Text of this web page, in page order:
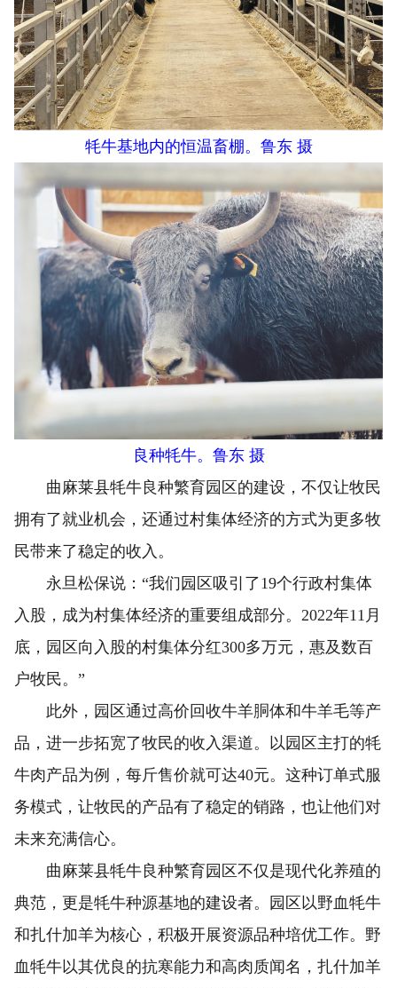
牦牛基地内的恒温畜棚。鲁东 摄
良种牦牛。鲁东 摄
曲麻莱县牦牛良种繁育园区的建设，不仅让牧民
拥有了就业机会，还通过村集体经济的方式为更多牧
民带来了稳定的收入。
永旦松保说：“我们园区吸引了19个行政村集体
入股，成为村集体经济的重要组成部分。2022年11月
底，园区向入股的村集体分红300多万元，惠及数百
户牧民。”
此外，园区通过高价回收牛羊胴体和牛羊毛等产
品，进一步拓宽了牧民的收入渠道。以园区主打的牦
牛肉产品为例，每斤售价就可达40元。这种订单式服
务模式，让牧民的产品有了稳定的销路，也让他们对
未来充满信心。
曲麻莱县牦牛良种繁育园区不仅是现代化养殖的
典范，更是牦牛种源基地的建设者。园区以野血牦牛
和扎什加羊为核心，积极开展资源品种培优工作。野
血牦牛以其优良的抗寒能力和高肉质闻名，扎什加羊